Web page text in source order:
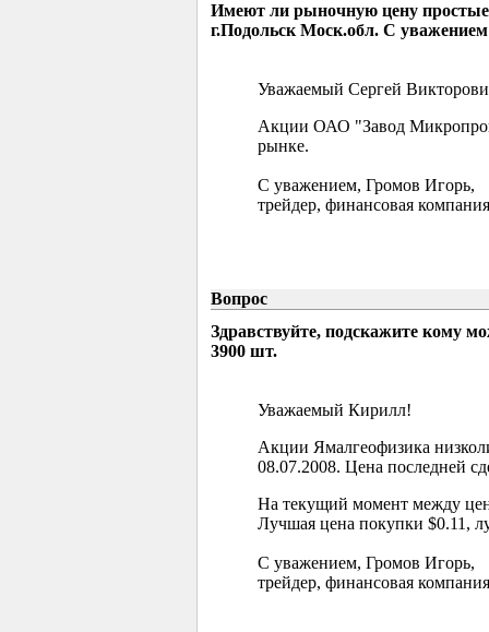
Имеют ли рыночную цену
г.Подольск Моск.обл. С
Уважаемый Сергей
Акции ОАО "Завод
рынке.
С уважением, Громов Игорь,
трейдер, финансовая
Вопрос
Здравствуйте, подскажите кому
3900 шт.
Уважаемый Кирилл!
Акции Ямалгеофизика
08.07.2008. Цена последней
На текущий момент между
Лучшая цена покупки $0.11,
С уважением, Громов Игорь,
трейдер, финансовая